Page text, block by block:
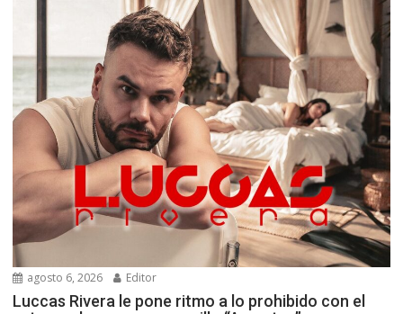
agosto 6, 2026 Editor
Luccas Rivera le pone ritmo a lo prohibido con el